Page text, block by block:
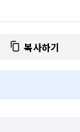
복사하기